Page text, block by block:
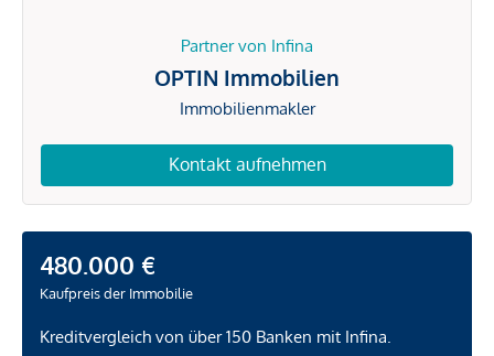
Partner von Infina
OPTIN Immobilien
Immobilienmakler
Kontakt aufnehmen
480.000 €
Kaufpreis der Immobilie
Kreditvergleich von über 150 Banken mit Infina.